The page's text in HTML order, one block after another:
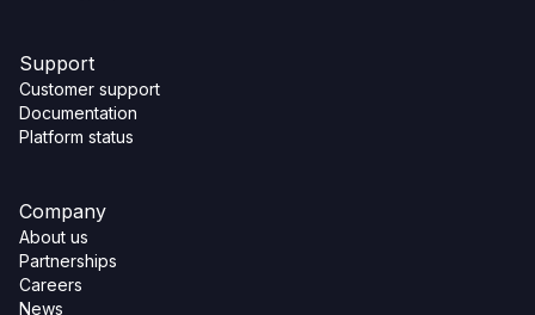
Support
Customer support
Documentation
Platform status
Company
About us
Partnerships
Careers
News